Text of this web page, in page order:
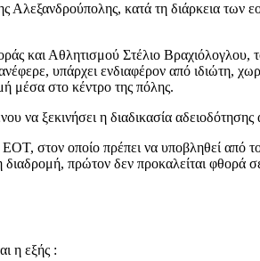
κατά τη διάρκεια των
και Αθλητισμού Στέλιο Βραχιόλογλου,
υπάρχει ενδιαφέρον από ιδιώτη,
μέσα στο κέντρο της πόλης.
να ξεκινήσει η διαδικασία αδειοδότησης
στον οποίο πρέπει να υποβληθεί
πρώτον δεν προκαλείται φθορά
η εξής :